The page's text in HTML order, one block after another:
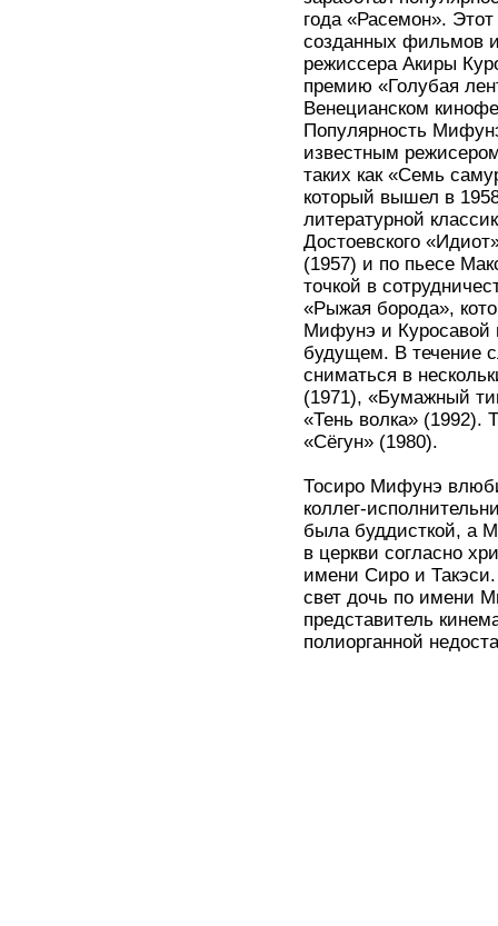
года «Расемон».
созданных фильмов
режиссера Акиры
премию «Голубая
Венецианском
Популярность
известным
таких как «Семь
который вышел в
литературной
Достоевского
(1957) и по пьесе
точкой в
«Рыжая борода»,
Мифунэ и Куросавой
будущем. В течение
сниматься в
(1971), «Бумажный
«Тень волка» (1992).
«Сёгун» (1980).
Тосиро Мифунэ
коллег-
была буддисткой, а
в церкви согласно
имени Сиро и
свет дочь по имени
представитель
полиорганной